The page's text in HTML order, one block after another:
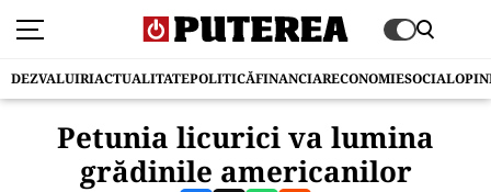
DEZVALUIRIACTUALITATEPOLITICĂFINANCIARECONOMIESOCIAL
Petunia licurici va lumina
grădinile americanilor